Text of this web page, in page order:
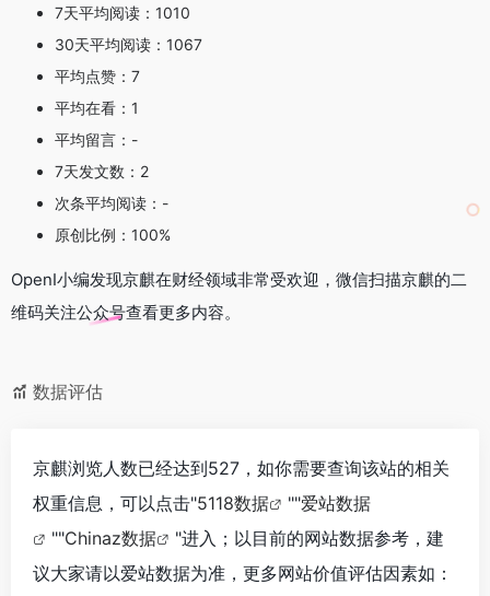
7天平均阅读：1010
30天平均阅读：1067
平均点赞：7
平均在看：1
平均留言：-
7天发文数：2
次条平均阅读：-
原创比例：100%
OpenI小编发现京麒在财经领域非常受欢迎，微信扫描京麒的二
维码关注公众号查看更多内容。
数据评估
京麒浏览人数已经达到527，如你需要查询该站的相关
权重信息，可以点击"5118数据 ""爱站数据
""Chinaz数据
"进入；以目前的网站数据参考，建
议大家请以爱站数据为准，更多网站价值评估因素如：